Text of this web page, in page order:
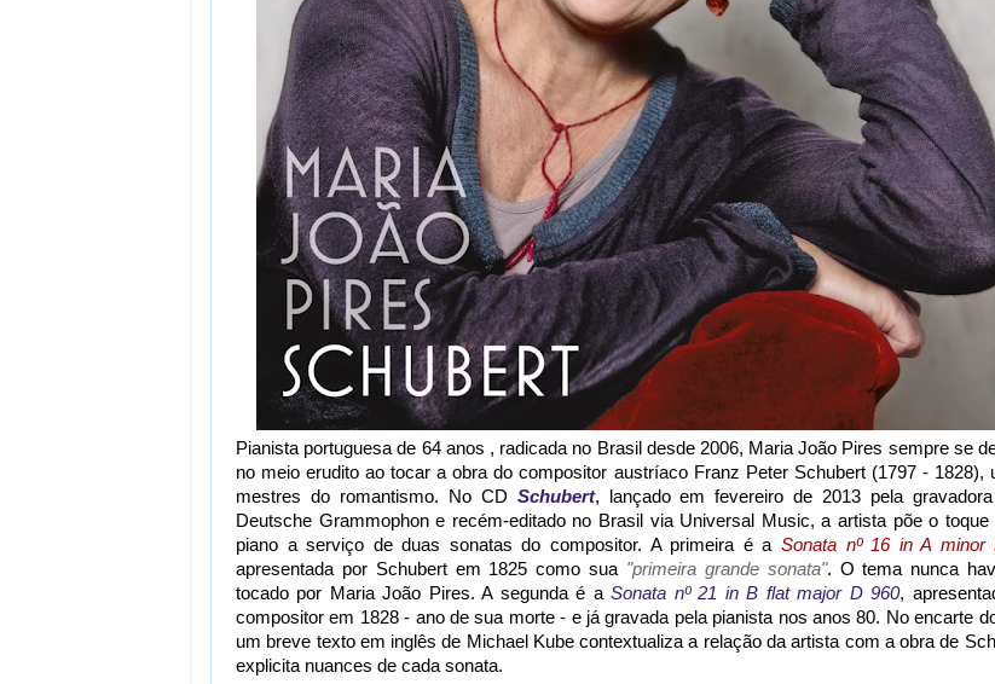
Pianista portuguesa de 64 anos , radicada no Brasil desde 2006, Maria João Pires sempre se
no meio erudito ao tocar a obra do compositor austríaco Franz Peter Schubert (1797 - 1828),
mestres do romantismo. No CD Schubert, lançado em fevereiro de 2013 pela
Deutsche Grammophon e recém-editado no Brasil via Universal Music, a artista põe o toque
piano a serviço de duas sonatas do compositor. A primeira é a Sonata nº 16 in A minor
apresentada por Schubert em 1825 como sua "primeira grande sonata". O tema nunca
tocado por Maria João Pires. A segunda é aSonata nº 21 in B flat major D 960,
compositor em 1828 - ano de sua morte - e já gravada pela pianista nos anos 80. No encarte
um breve texto em inglês de Michael Kube contextualiza a relação da artista com a obra de
explicita nuances de cada sonata.